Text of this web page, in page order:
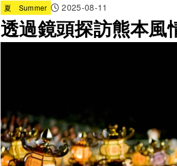
夏 Summer 2025-08-11
透過鏡頭探訪熊本風